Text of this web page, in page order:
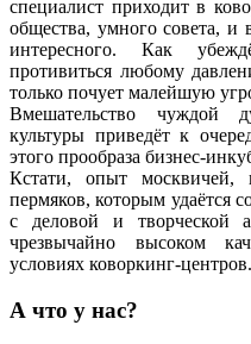
специалист приходит в
общества, умного совета, и
интересного. Как
противиться любому
только почует малейшую
Вмешательство чуждой
культуры приведёт к
этого прообраза бизнес-
Кстати, опыт москвичей,
пермяков, которым удаётся
с деловой и творческой
чрезвычайно высоком
условиях коворкинг-центров.
А что у нас?